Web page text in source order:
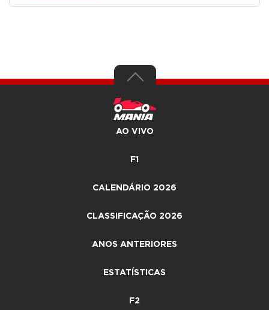
AO VIVO
F1
CALENDÁRIO 2026
CLASSIFICAÇÃO 2026
ANOS ANTERIORES
ESTATÍSTICAS
F2